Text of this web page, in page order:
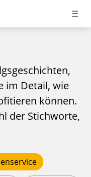
im Detail, wie
können.
der Stichworte,